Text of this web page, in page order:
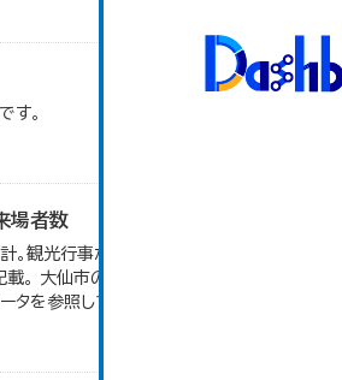
す。
場者数
。観光行事が開催されなかったもの
載。 大仙市の統計「15-1 主要観光行
タを参照しています。